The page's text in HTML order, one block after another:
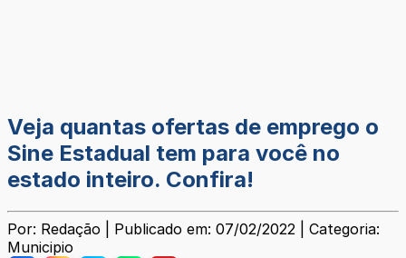
Veja quantas ofertas de emprego o
Sine Estadual tem para você no
estado inteiro. Confira!
Por: Redação | Publicado em: 07/02/2022 | Categoria:
Municipio